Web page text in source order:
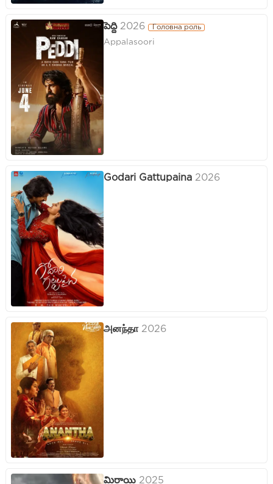
పెద్ది 2026 Головна роль
Appalasoori
Godari Gattupaina 2026
அனந்தா 2026
మిరాయి 2025